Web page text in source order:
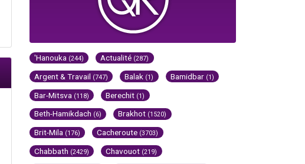
'Hanouka (244) Actualité (287)
Argent & Travail (747) Balak (1) Bamidbar (1)
Bar-Mitsva (118) Berechit (1)
Beth-Hamikdach (6) Brakhot (1520)
Brit-Mila (176) Cacheroute (3703)
Chabbath (2429) Chavouot (219)